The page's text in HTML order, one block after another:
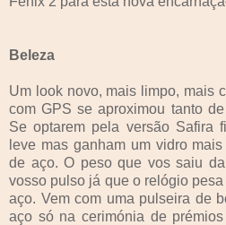
Beleza
Um look novo, mais limpo, mais
com GPS se aproximou tanto
Se optarem pela versão Safira
leve mas ganham um vidro
de aço. O peso que vos saiu
vosso pulso já que o relógio
aço. Vem com uma pulseira de
aço só na cerimónia de